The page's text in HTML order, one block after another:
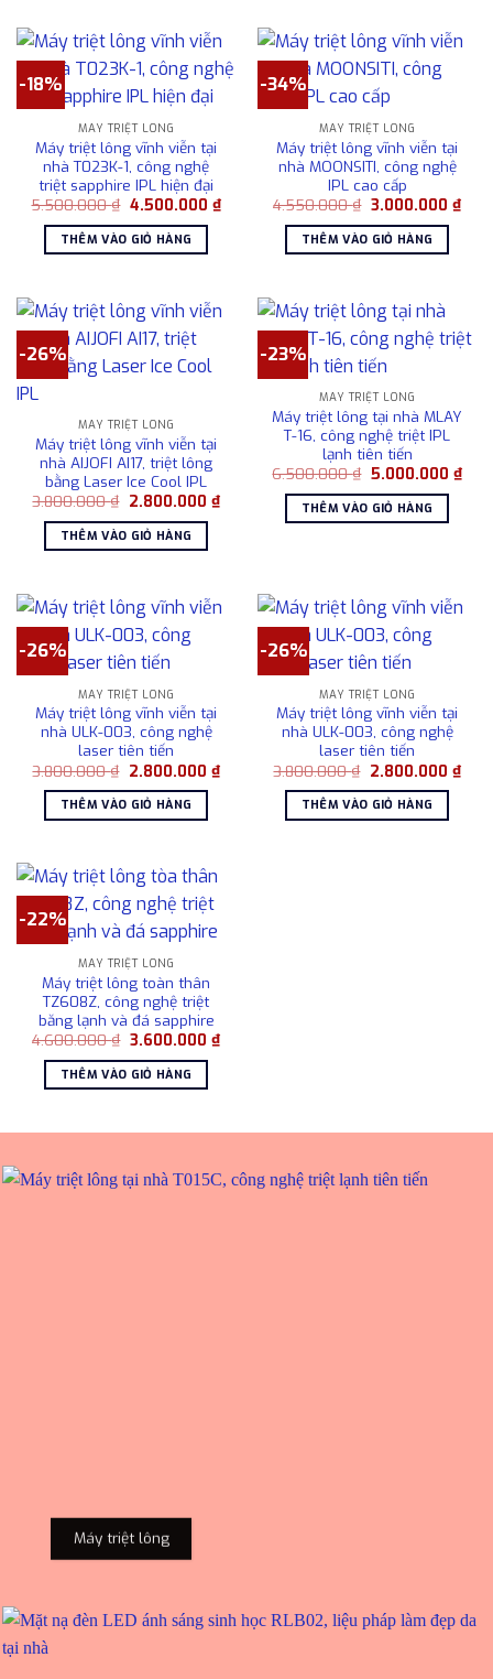
-18%
MÁY TRIỆT LÔNG
Máy triệt lông vĩnh viễn tại
nhà T023K-1, công nghệ
triệt sapphire IPL hiện đại
5.500.000₫ Giá
là:
5.500.000 ₫.
4.500.000 ₫Giá
hiện
4.500.000 ₫.
THÊM VÀO GIỎ HÀNG
-34%
MÁY TRIỆT LÔNG
Máy triệt lông vĩnh viễn tại
nhà MOONSITI, công nghệ
IPL cao cấp
4.550.000₫ Giá
là:
4.550.000 ₫.
3.000.000 ₫Giá
hiện
THÊM VÀO GIỎ HÀNG
-26%
MÁY TRIỆT LÔNG
Máy triệt lông vĩnh viễn tại
nhà AIJOFI AI17, triệt lông
bằng Laser Ice Cool IPL
3.800.000₫ Giá
là:
3.800.000 ₫.
2.800.000 ₫Giá
THÊM VÀO GIỎ HÀNG
-23%
MÁY TRIỆT LÔNG
Máy triệt lông tại nhà MLAY
T-16, công nghệ triệt IPL
lạnh tiên tiến
6.500.000₫ Giá
là:
6.500.000 ₫.
5.000.000 ₫Giá
THÊM VÀO GIỎ HÀNG
-26%
MÁY TRIỆT LÔNG
Máy triệt lông vĩnh viễn tại
nhà ULK-003, công nghệ
laser tiên tiến
3.800.000₫ Giá
là:
3.800.000 ₫.
2.800.000 ₫Giá
hiện
2.800.000 ₫.
THÊM VÀO GIỎ HÀNG
-26%
MÁY TRIỆT LÔNG
Máy triệt lông vĩnh viễn tại
nhà ULK-003, công nghệ
laser tiên tiến
3.800.000₫ Giá
là:
3.800.000 ₫.
2.800.000 ₫Giá
hiện
THÊM VÀO GIỎ HÀNG
-22%
MÁY TRIỆT LÔNG
Máy triệt lông toàn thân
TZ608Z, công nghệ triệt
băng lạnh và đá sapphire
4.600.000₫ Giá
là:
4.600.000 ₫.
3.600.000 ₫Giá
hiện
THÊM VÀO GIỎ HÀNG
Máy triệt lông